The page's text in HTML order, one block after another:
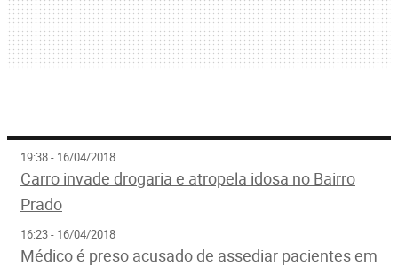
19:38 - 16/04/2018
Carro invade drogaria e atropela idosa no Bairro
Prado
16:23 - 16/04/2018
Médico é preso acusado de assediar pacientes em